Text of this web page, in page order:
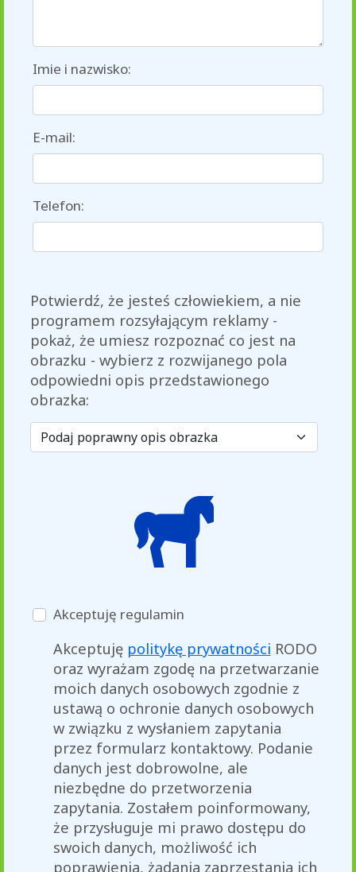
Imie i nazwisko:
E-mail:
Telefon:
Potwierdź, że jesteś człowiekiem, a nie
programem rozsyłającym reklamy -
pokaż, że umiesz rozpoznać co jest na
obrazku - wybierz z rozwijanego pola
odpowiedni opis przedstawionego
obrazka:
Akceptuję regulamin
Akceptuję politykę prywatności RODO
oraz wyrażam zgodę na przetwarzanie
moich danych osobowych zgodnie z
ustawą o ochronie danych osobowych
w związku z wysłaniem zapytania
przez formularz kontaktowy. Podanie
danych jest dobrowolne, ale
niezbędne do przetworzenia
zapytania. Zostałem poinformowany,
że przysługuje mi prawo dostępu do
swoich danych, możliwość ich
poprawienia, żądania zaprzestania ich